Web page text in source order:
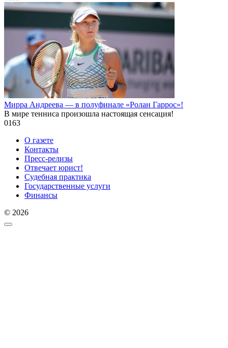
Мирра Андреева — в полуфинале «Ролан Гаррос»!
В мире тенниса произошла настоящая сенсация!
0163
О газете
Контакты
Пресс-релизы
Отвечает юрист!
Судебная практика
Государственные услуги
Финансы
© 2026